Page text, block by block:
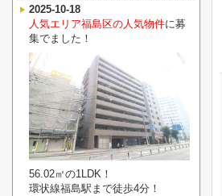
2025-10-18
人気エリア福島区の人気物件に募
集でました！
56.02㎡の1LDK！
環状線福島駅まで徒歩4分！